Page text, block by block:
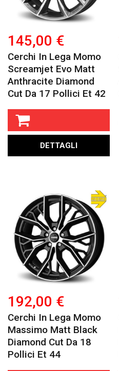
145,00 €
Cerchi In Lega Momo
Screamjet Evo Matt
Anthracite Diamond
Cut Da 17 Pollici Et 42
DETTAGLI
192,00 €
Cerchi In Lega Momo
Massimo Matt Black
Diamond Cut Da 18
Pollici Et 44